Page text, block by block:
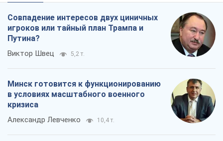
Совпадение интересов двух циничных
игроков или тайный план Трампа и
Путина?
Виктор Швец 5,2 т.
Минск готовится к функционированию
в условиях масштабного военного
кризиса
Александр Левченко 10,4 т.